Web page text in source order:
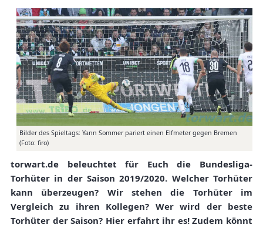
Bilder des Spieltags: Yann Sommer pariert einen Elfmeter gegen Bremen
(Foto: firo)
torwart.de beleuchtet für Euch die Bundesliga-
Torhüter in der Saison 2019/2020. Welcher Torhüter
kann überzeugen? Wir stehen die Torhüter im
Vergleich zu ihren Kollegen? Wer wird der beste
Torhüter der Saison? Hier erfahrt ihr es! Zudem könnt